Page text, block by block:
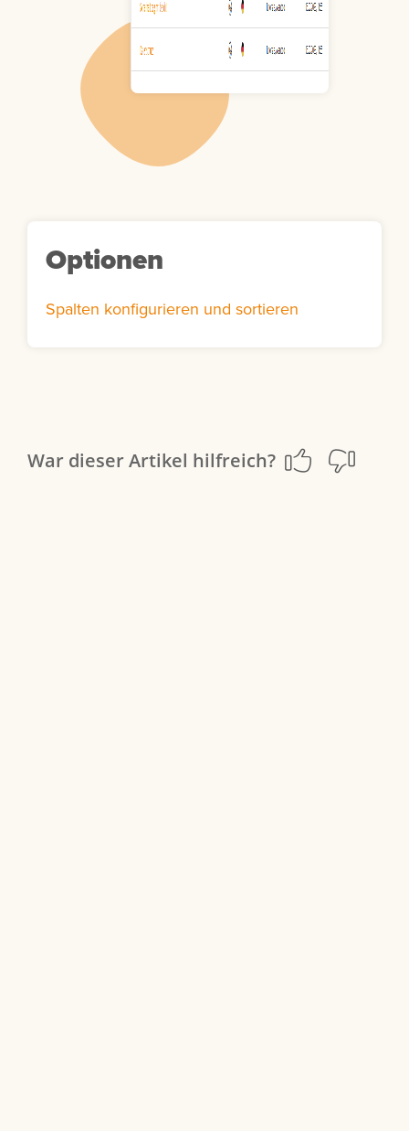
Optionen
Spalten konfigurieren und sortieren
War dieser Artikel hilfreich?